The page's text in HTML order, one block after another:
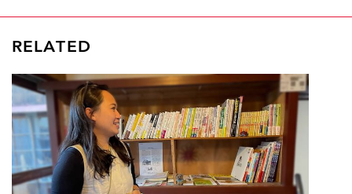
RELATED